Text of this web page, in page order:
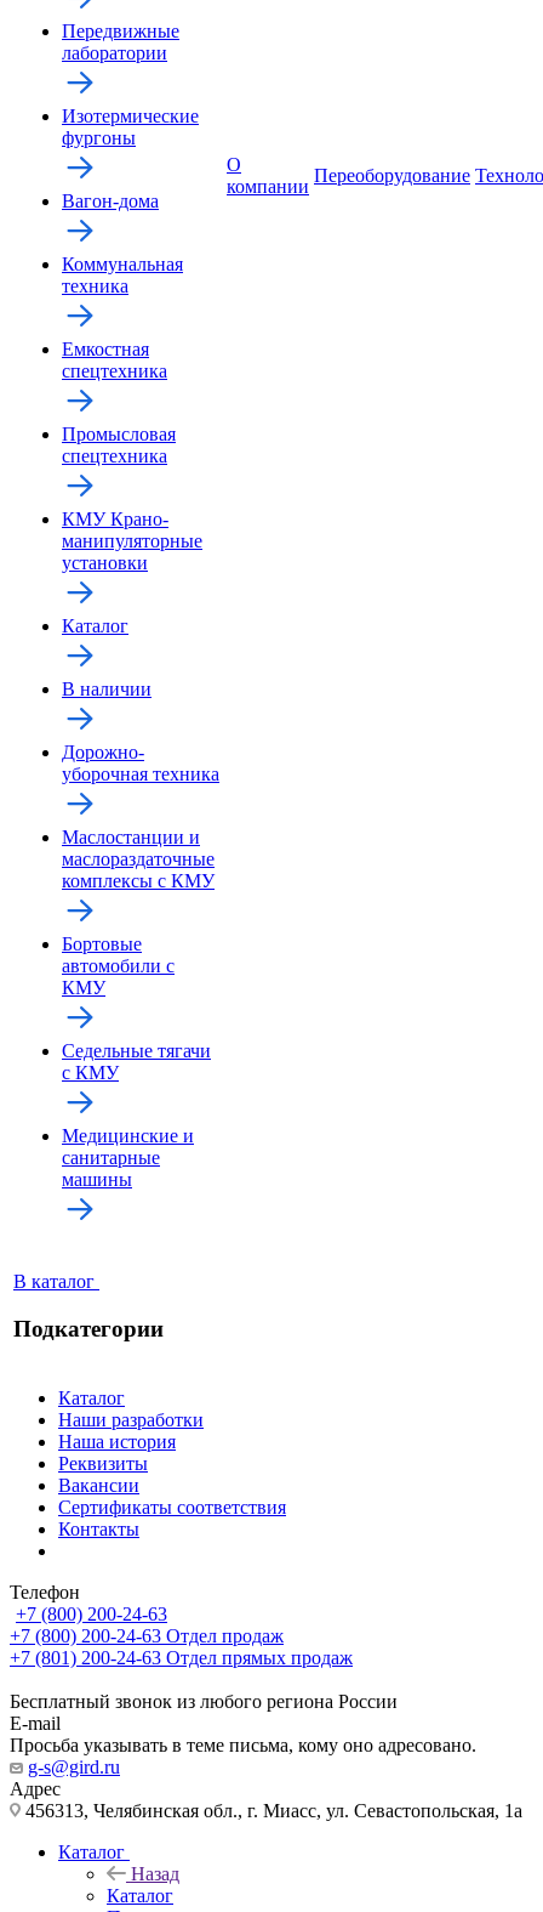
Передвижные
лаборатории
Изотермические
фургоны
Вагон-дома
Коммунальная
техника
Емкостная
спецтехника
Промысловая
спецтехника
КМУ Крано-
манипуляторные
установки
Каталог
В наличии
Дорожно-
уборочная техника
Маслостанции и
маслораздаточные
комплексы с КМУ
Бортовые
автомобили с
КМУ
Седельные тягачи
с КМУ
Медицинские и
санитарные
машины
В каталог
Подкатегории
О
компании
Переоборудование
Каталог
Наши разработки
Наша история
Реквизиты
Вакансии
Сертификаты соответствия
Контакты
Телефон
+7 (800) 200-24-63
+7 (800) 200-24-63 Отдел продаж
+7 (801) 200-24-63 Отдел прямых продаж
Бесплатный звонок из любого региона России
E-mail
Просьба указывать в теме письма, кому оно адресовано.
g-s@gird.ru
Адрес
456313, Челябинская обл., г. Миасс, ул. Севастопольская, 1а
Каталог
Назад
Каталог